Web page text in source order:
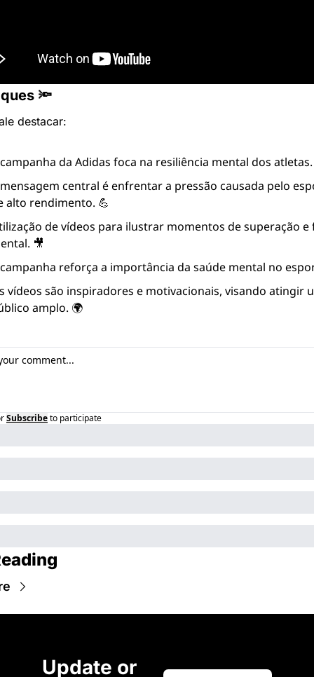
🔦
destacar:
da Adidas foca na resiliência mental dos
central é enfrentar a pressão causada pelo
alto rendimento. 💪
de vídeos para ilustrar momentos de superação e
🎥
reforça a importância da saúde mental no
vídeos são inspiradores e motivacionais, visando atingir
amplo. 🌍
Subscribeto participate
Update or